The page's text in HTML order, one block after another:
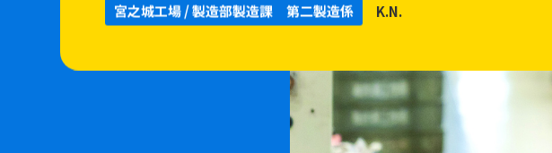
宮之城工場 / 製造部製造課 第二製造係
K.N.